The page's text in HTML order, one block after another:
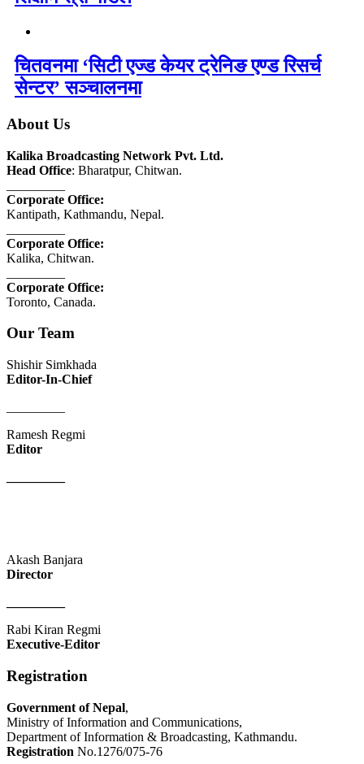
चितवनमा ‘सिटी एज्ड केयर ट्रेनिङ एण्ड रिसर्च
सेन्टर’ सञ्चालनमा
About Us
Kalika Broadcasting Network Pvt. Ltd.
Head Office: Bharatpur, Chitwan.
Corporate Office:
Kantipath, Kathmandu, Nepal.
Corporate Office:
Kalika, Chitwan.
Corporate Office:
Toronto, Canada.
Our Team
Shishir Simkhada
Editor-In-Chief
Ramesh Regmi
Editor
Akash Banjara
Director
Rabi Kiran Regmi
Executive-Editor
Registration
Government of Nepal,
Ministry of Information and Communications,
Department of Information & Broadcasting, Kathmandu.
Registration No.1276/075-76